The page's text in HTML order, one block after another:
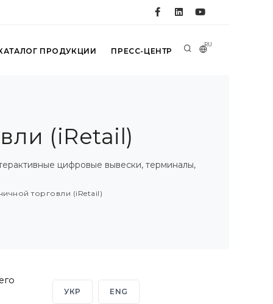
RU
ПРОДУКЦИИ ПРЕСС-ЦЕНТР
(iRetail)
цифровые вывески, терминалы,
торговли (iRetail)
УКР ENG